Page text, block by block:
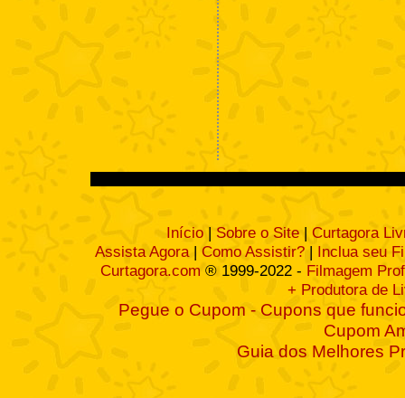
Início | Sobre o Site | Curtagora
Assista Agora| Como Assistir? | Inclua seu
Curtagora.com ® 1999-2022 - Filmagem
+ Produtora de
Pegue o Cupom - Cupons que
Cupom
Guia dos Melhores